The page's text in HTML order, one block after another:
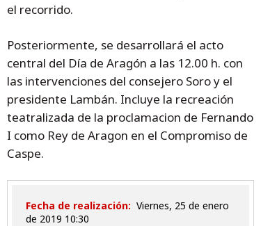
el recorrido.
Posteriormente, se desarrollará el acto
central del Día de Aragón a las 12.00 h. con
las intervenciones del consejero Soro y el
presidente Lambán. Incluye la recreación
teatralizada de la proclamacion de Fernando
I como Rey de Aragon en el Compromiso de
Caspe.
Fecha de realización: viernes, 25 de enero
de 2019 10:30